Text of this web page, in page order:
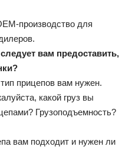
производство для
вам предоставить,
прицепов вам нужен.
какой груз вы
Грузоподъемность?
вам подходит и нужен ли